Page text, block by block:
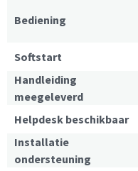
Bediening
Softstart
Handleiding
meegeleverd
Helpdesk beschikbaar
Installatie
ondersteuning